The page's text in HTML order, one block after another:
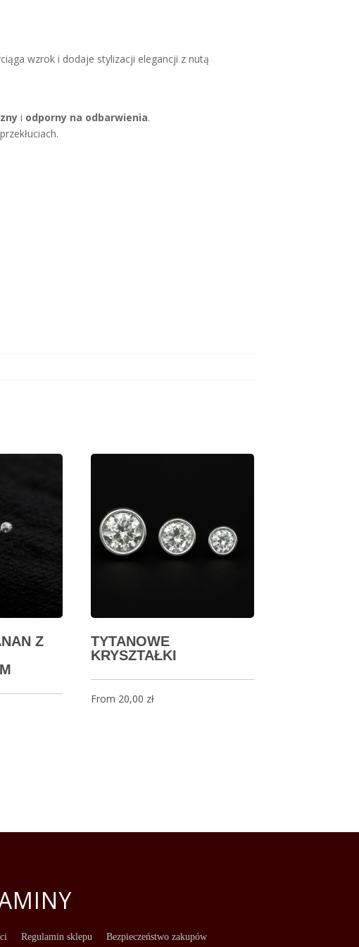
wzrok i dodaje stylizacji elegancji z nutą
i odporny na odbarwienia.
Z
TYTANOWE
KRYSZTAŁKI
From 20,00 zł
Regulamin sklepu Bezpieczeństwo zakupów